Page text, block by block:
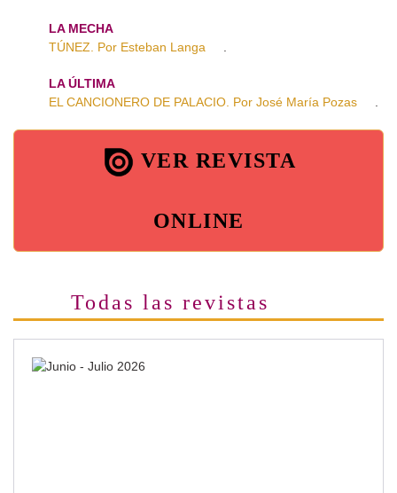
LA MECHA
TÚNEZ. Por Esteban Langa
LA ÚLTIMA
EL CANCIONERO DE PALACIO. Por José María Pozas
VER REVISTA
ONLINE
Todas las revistas